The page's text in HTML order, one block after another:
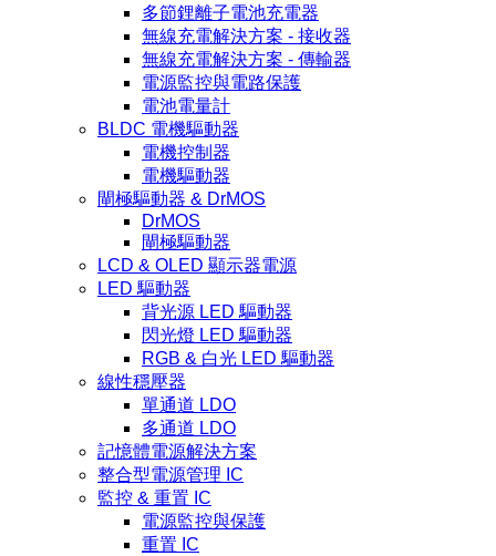
多節鋰離子電池充電器
無線充電解決方案 - 接收器
無線充電解決方案 - 傳輸器
電源監控與電路保護
電池電量計
BLDC 電機驅動器
電機控制器
電機驅動器
閘極驅動器 & DrMOS
DrMOS
閘極驅動器
LCD & OLED 顯示器電源
LED 驅動器
背光源 LED 驅動器
閃光燈 LED 驅動器
RGB & 白光 LED 驅動器
線性穩壓器
單通道 LDO
多通道 LDO
記憶體電源解決方案
整合型電源管理 IC
監控 & 重置 IC
電源監控與保護
重置 IC